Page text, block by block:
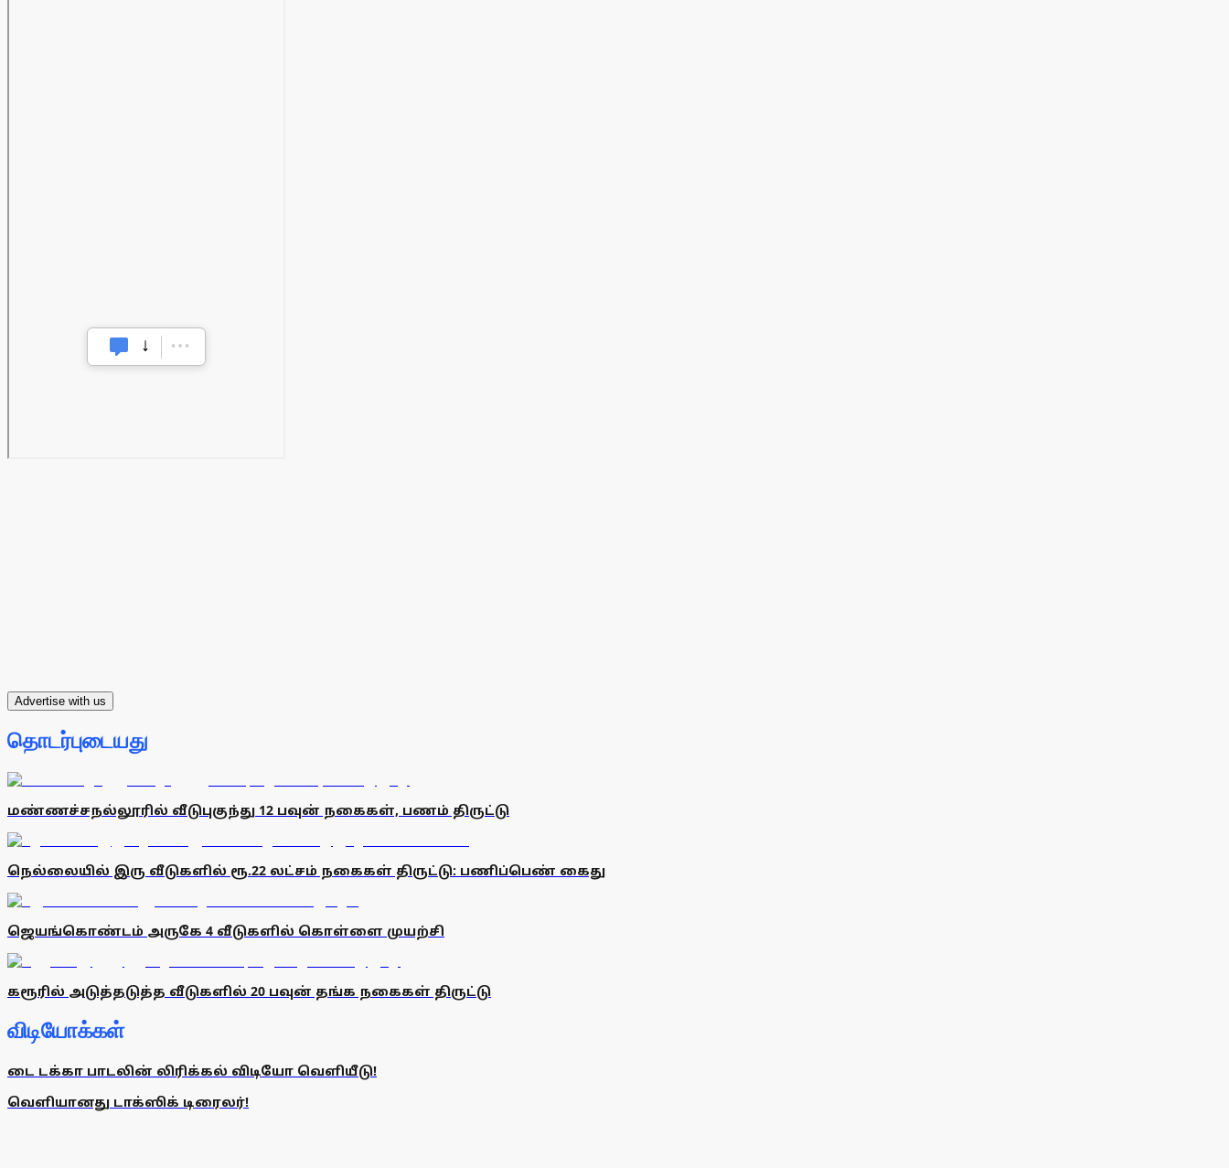
Advertise with us
தொடர்புடையது
மண்ணச்சநல்லூரில் வீடுபுகுந்து 12 பவுன் நகைகள், பணம் திருட்டு
நெல்லையில் இரு வீடுகளில் ரூ.22 லட்சம் நகைகள் திருட்டு: பணிப்பெண் கைது
ஜெயங்கொண்டம் அருகே 4 வீடுகளில் கொள்ளை முயற்சி
கரூரில் அடுத்தடுத்த வீடுகளில் 20 பவுன் தங்க நகைகள் திருட்டு
விடியோக்கள்
டை டக்கா பாடலின் லிரிக்கல் விடியோ வெளியீடு!
வெளியானது டாக்ஸிக் டிரைலர்!